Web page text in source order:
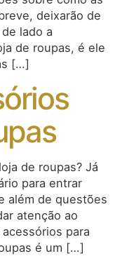
deixarão de
lado a
de roupas, é ele
[…]
de roupas? Já
para entrar
além de questões
atenção ao
para
é um […]